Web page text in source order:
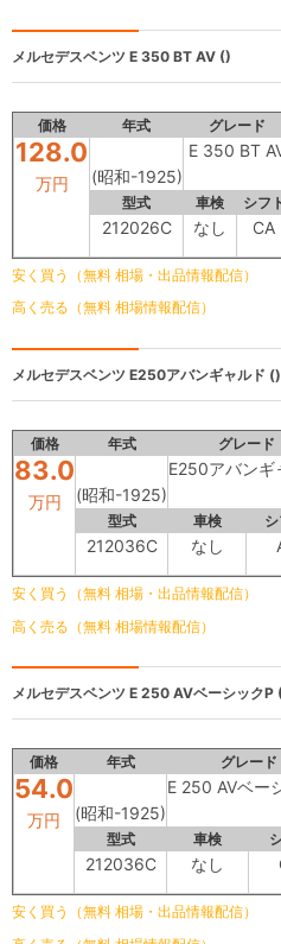
メルセデスベンツ E 350 BT AV ()
価格 年式 グレード
128.0
万円 (昭和-1925)
E 350 BT
型式 車検 シフ
212026C なし CA
安く買う（無料 相場・出品情報配信）
高く売る（無料 相場情報配信）
メルセデスベンツ E250アバンギャルド ()
価格 年式 グレード
83.0
万円 (昭和-1925)
E250アバンギ
型式 車検
212036C なし
安く買う（無料 相場・出品情報配信）
高く売る（無料 相場情報配信）
メルセデスベンツ E 250 AVベーシックP
価格 年式 グレード
54.0
万円 (昭和-1925)
E 250 AVベー
型式 車検
212036C なし
安く買う（無料 相場・出品情報配信）